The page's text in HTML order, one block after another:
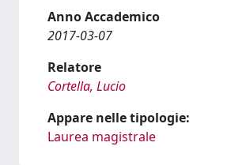
Anno Accademico
2017-03-07
Relatore
Cortella, Lucio
Appare nelle tipologie:
Laurea magistrale